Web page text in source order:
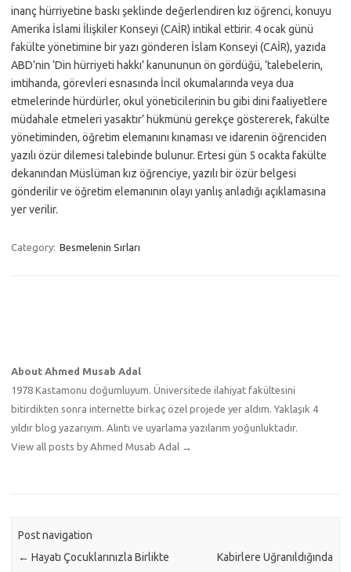
inanç hürriyetine baskı şeklinde değerlendiren kız öğrenci, konuyu
Amerika İslami İlişkiler Konseyi (CAİR) intikal ettirir. 4 ocak günü
fakülte yönetimine bir yazı gönderen İslam Konseyi (CAİR), yazıda
ABD’nin ‘Din hürriyeti hakkı’ kanununun ön gördüğü, ‘talebelerin,
imtihanda, görevleri esnasında İncil okumalarında veya dua
etmelerinde hürdürler, okul yöneticilerinin bu gibi dini faaliyetlere
müdahale etmeleri yasaktır’ hükmünü gerekçe göstererek, fakülte
yönetiminden, öğretim elemanını kınaması ve idarenin öğrenciden
yazılı özür dilemesi talebinde bulunur. Ertesi gün 5 ocakta fakülte
dekanından Müslüman kız öğrenciye, yazılı bir özür belgesi
gönderilir ve öğretim elemanının olayı yanlış anladığı açıklamasına
yer verilir.
Category: Besmelenin Sırları
About Ahmed Musab Adal
1978 Kastamonu doğumluyum. Üniversitede ilahiyat fakültesini
bitirdikten sonra internette birkaç özel projede yer aldım. Yaklaşık 4
yıldır blog yazarıyım. Alıntı ve uyarlama yazılarım yoğunluktadır.
View all posts by Ahmed Musab Adal →
Post navigation
← Hayatı Çocuklarınızla Birlikte
Kabirlere Uğranıldığında